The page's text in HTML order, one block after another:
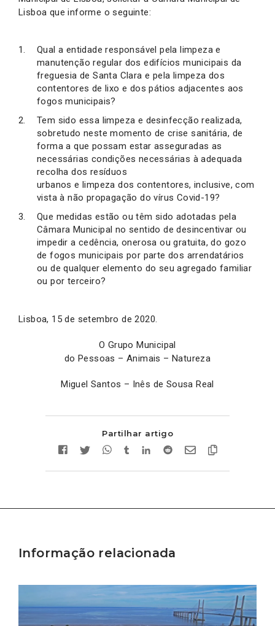
Lisboa que informe o seguinte:
Qual a entidade responsável pela limpeza e
manutenção regular dos edifícios municipais da
freguesia de Santa Clara e pela limpeza dos
contentores de lixo e dos pátios adjacentes aos
fogos municipais?
Tem sido essa limpeza e desinfecção realizada,
sobretudo neste momento de crise sanitária, de
forma a que possam estar asseguradas as
necessárias condições necessárias à adequada
recolha dos resíduos
urbanos e limpeza dos contentores, inclusive, com
vista à não propagação do vírus Covid-19?
Que medidas estão ou têm sido adotadas pela
Câmara Municipal no sentido de desincentivar ou
impedir a cedência, onerosa ou gratuita, do gozo
de fogos municipais por parte dos arrendatários
ou de qualquer elemento do seu agregado familiar
ou por terceiro?
Lisboa, 15 de setembro de 2020.
O Grupo Municipal
do Pessoas – Animais – Natureza
Miguel Santos – Inês de Sousa Real
Partilhar artigo
Informação relacionada